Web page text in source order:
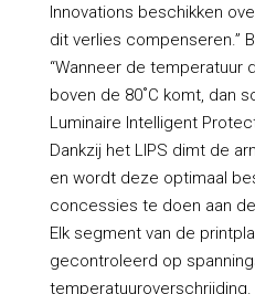
Innovations beschikken
dit verlies compenseren.”
“Wanneer de temperatuur
boven de 80˚C komt, dan
Luminaire Intelligent
Dankzij het LIPS dimt de
en wordt deze optimaal
concessies te doen aan
Elk segment van de
gecontroleerd op